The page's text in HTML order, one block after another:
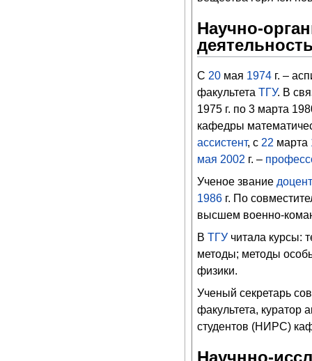
Научно-
С 20 мая 1974г. –
факультета ТГУ. В
1975 г. по 3 марта
кафедры
ассистент, с 22 марта
мая 2002 г. –
Ученое звание
1986г. По
высшем военно-
В ТГУчитала курсы:
методы; методы
физики.
Ученый секретарь
факультета, куратор
студентов (НИРС)
Научнно-